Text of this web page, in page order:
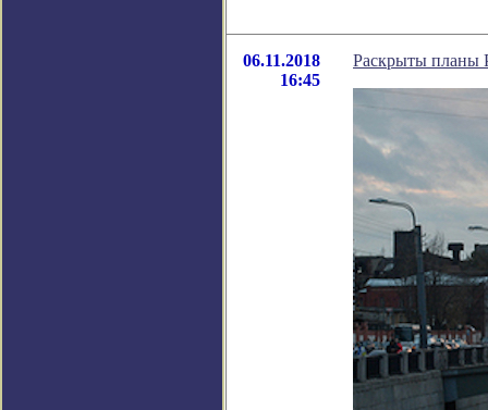
06.11.2018
16:45
Раскрыты планы